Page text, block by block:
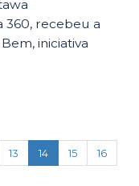
360, recebeu a
iniciativa
13 14(current)
15
16